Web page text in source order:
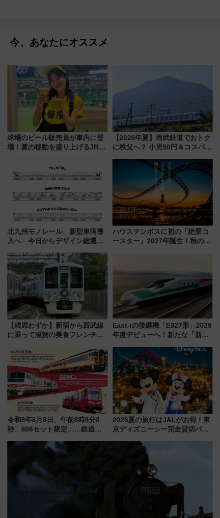
今、あなたにオススメ
球場のビール販売員が車内に登
場！夏の移動を盛り上げるJR九
月7日限定 ソフトバンクホーク
スとコラボ
【2026年夏】西武鉄道でおトク
に秩父へ？ 小児50円＆コスパ最
族旅行！ 深夜の正丸トンネル探
検や特急ラビューも
北九州モノレール、新型車両導
入へ 今日からデザイン総選挙
ハウステンボスに初の「絶景コ
ースター」2027年誕生！秋の
【残席わずか】新宿から西武線
に乗って滋賀の美食フレンチを
「52席の至福」で味わう近江牛
や伝統文化の特別コラボ
East-iの後継機「E927形」2029
年度デビューへ！新たな「新幹
説【JR東日本】
令和8年8月8日、午前8時8分8
秒、888セット限定……鉄道各
たち
2026夏の旅行はJALがお得！東
京ディズニーシー完全貸切パー
ーン始まる 条件は「夏の国内
線に2回搭乗」